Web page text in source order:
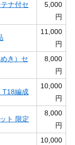
ナ付セ
5,000
円
11,000
円
き）セ
8,000
円
T18編成
10,000
円
ト 限定
8,000
円
10,000